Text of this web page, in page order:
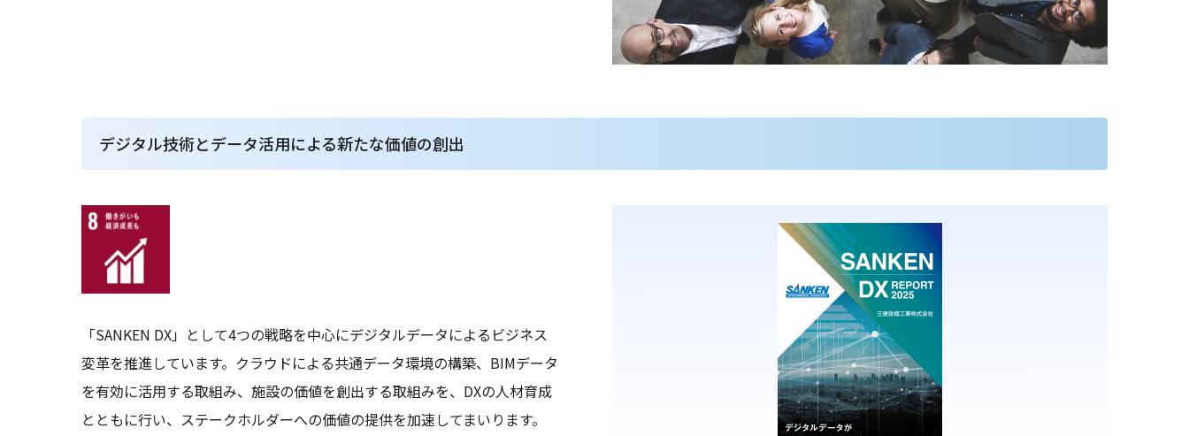
デジタル技術とデータ活用による新たな価値の創出
「SANKEN DX」として4つの戦略を中心にデジタルデータによるビジネス
変革を推進しています。クラウドによる共通データ環境の構築、BIMデータ
を有効に活用する取組み、施設の価値を創出する取組みを、DXの人材育成
とともに行い、ステークホルダーへの価値の提供を加速してまいります。